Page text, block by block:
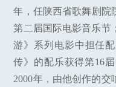
年，任陕西省歌舞剧院
第二届国际电影音乐节
游》系列电影中担任
传》的配乐获得第16
2000年，由他创作的交